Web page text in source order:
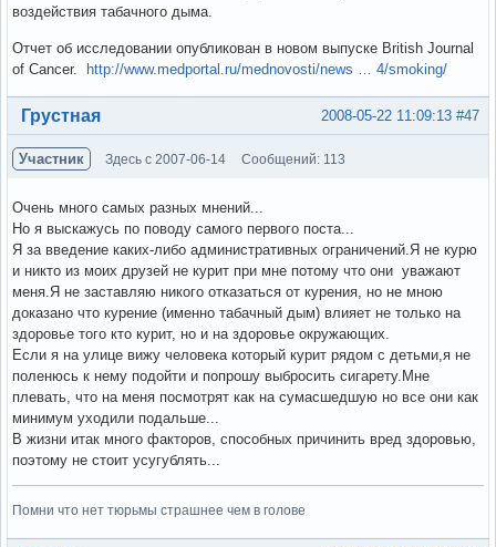
воздействия табачного дыма.
Отчет об исследовании опубликован в новом выпуске British Journal
of Cancer. http://www.medportal.ru/mednovosti/news … 4/smoking/
Вне форума #47
2008-05-22 11:09:13
Грустная
Участник Здесь с 2007-06-14 Сообщений: 113
Очень много самых разных мнений...
Но я выскажусь по поводу самого первого поста...
Я за введение каких-либо административных ограничений.Я не курю
и никто из моих друзей не курит при мне потому что они уважают
меня.Я не заставляю никого отказаться от курения, но не мною
доказано что курение (именно табачный дым) влияет не только на
здоровье того кто курит, но и на здоровье окружающих.
Если я на улице вижу человека который курит рядом с детьми,я не
поленюсь к нему подойти и попрошу выбросить сигарету.Мне
плевать, что на меня посмотрят как на сумасшедшую но все они как
минимум уходили подальше...
В жизни итак много факторов, способных причинить вред здоровью,
поэтому не стоит усугублять...
Помни что нет тюрьмы страшнее чем в голове